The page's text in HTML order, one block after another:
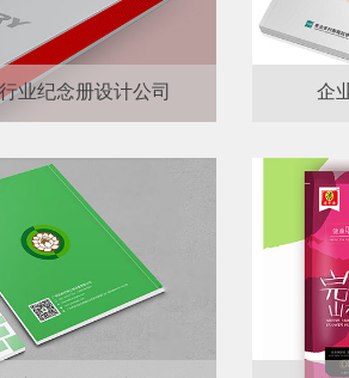
业纪念册设计公司 企